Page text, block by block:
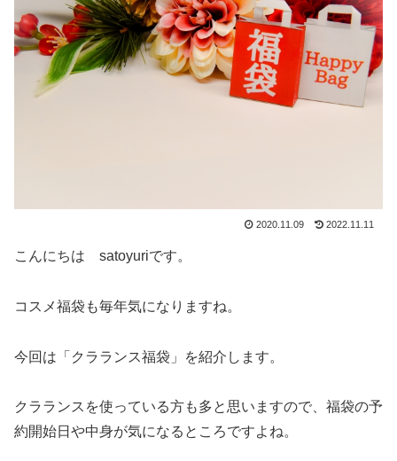
2020.11.09 2022.11.11
こんにちは satoyuriです。
コスメ福袋も毎年気になりますね。
今回は「クラランス福袋」を紹介します。
クラランスを使っている方も多と思いますので、福袋の予
約開始日や中身が気になるところですよね。